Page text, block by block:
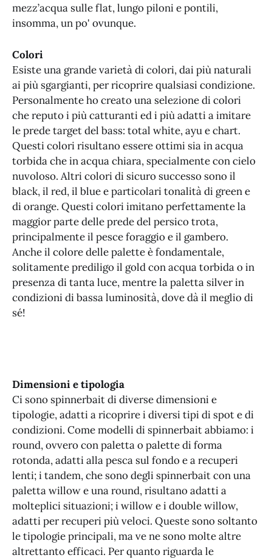
mezz’acqua sulle flat, lungo piloni e pontili,
insomma, un po' ovunque.
Colori
Esiste una grande varietà di colori, dai più naturali
ai più sgargianti, per ricoprire qualsiasi condizione.
Personalmente ho creato una selezione di colori
che reputo i più catturanti ed i più adatti a imitare
le prede target del bass: total white, ayu e chart.
Questi colori risultano essere ottimi sia in acqua
torbida che in acqua chiara, specialmente con cielo
nuvoloso. Altri colori di sicuro successo sono il
black, il red, il blue e particolari tonalità di green e
di orange. Questi colori imitano perfettamente la
maggior parte delle prede del persico trota,
principalmente il pesce foraggio e il gambero.
Anche il colore delle palette è fondamentale,
solitamente prediligo il gold con acqua torbida o in
presenza di tanta luce, mentre la paletta silver in
condizioni di bassa luminosità, dove dà il meglio di
sé!
Dimensioni e tipologia
Ci sono spinnerbait di diverse dimensioni e
tipologie, adatti a ricoprire i diversi tipi di spot e di
condizioni. Come modelli di spinnerbait abbiamo: i
round, ovvero con paletta o palette di forma
rotonda, adatti alla pesca sul fondo e a recuperi
lenti; i tandem, che sono degli spinnerbait con una
paletta willow e una round, risultano adatti a
molteplici situazioni; i willow e i double willow,
adatti per recuperi più veloci. Queste sono soltanto
le tipologie principali, ma ve ne sono molte altre
altrettanto efficaci. Per quanto riguarda le